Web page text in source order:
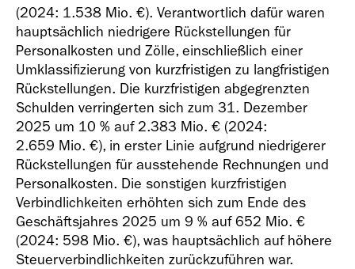
(2024: 1.538 Mio. €). Verantwortlich dafür waren
hauptsächlich niedrigere Rückstellungen für
Personalkosten und Zölle, einschließlich einer
Umklassifizierung von kurzfristigen zu langfristigen
Rückstellungen. Die kurzfristigen abgegrenzten
Schulden verringerten sich zum 31. Dezember
2025 um 10 % auf2.383 Mio. € (2024:
2.659 Mio. €), in erster Linie aufgrund niedrigerer
Rückstellungen für ausstehende Rechnungen und
Personalkosten. Die sonstigen kurzfristigen
Verbindlichkeiten erhöhten sich zum Ende des
Geschäftsjahres 2025 um 9 % auf652 Mio. €
(2024: 598 Mio. €), was hauptsächlich auf höhere
Steuerverbindlichkeiten zurückzuführen war.